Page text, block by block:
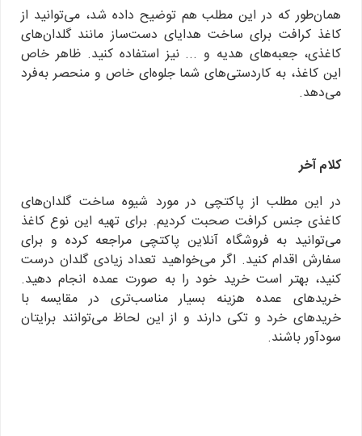
همان‌طور که در این مطلب هم توضیح داده شد، می‌توانید از
کاغذ کرافت برای ساخت هدایای دست‌ساز مانند گلدان‌های
کاغذی، جعبه‌های هدیه و ... نیز استفاده کنید. ظاهر خاص
این کاغذ، به کاردستی‌های شما جلوه‌ای خاص و منحصر به‌فرد
می‌دهد.
کلام آخر
در این مطلب از پاکتچی در مورد شیوه ساخت گلدان‌های
کاغذی جنس کرافت صحبت کردیم. برای تهیه این نوع کاغذ
می‌توانید به فروشگاه آنلاین پاکتچی مراجعه کرده و برای
سفارش اقدام کنید. اگر می‌خواهید تعداد زیادی گلدان درست
کنید، بهتر است خرید خود را به صورت عمده انجام دهید.
خریدهای عمده هزینه بسیار مناسب‌تری در مقایسه با
خریدهای خرد و تکی دارند و از این لحاظ می‌توانند برایتان
سودآور باشند.